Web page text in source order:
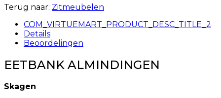
Terug naar: Zitmeubelen
COM_VIRTUEMART_PRODUCT_DESC_TITLE_2
Details
Beoordelingen
EETBANK ALMINDINGEN
Skagen